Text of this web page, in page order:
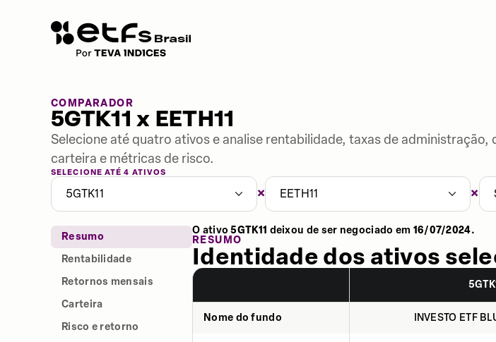
COMPARADOR
5GTK11 x EETH11
Selecione até quatro ativos e analise rentabilidade, taxas de administração,
carteira e métricas de risco.
SELECIONE ATÉ 4 ATIVOS
5GTK11 × EETH11 ×
Resumo
Rentabilidade
Retornos mensais
Carteira
Risco e retorno
O ativo5GTK11 deixou de ser negociado em 16/07/2024.
RESUMO
Identidade dos ativos
Nome do fundo INVESTO ETF